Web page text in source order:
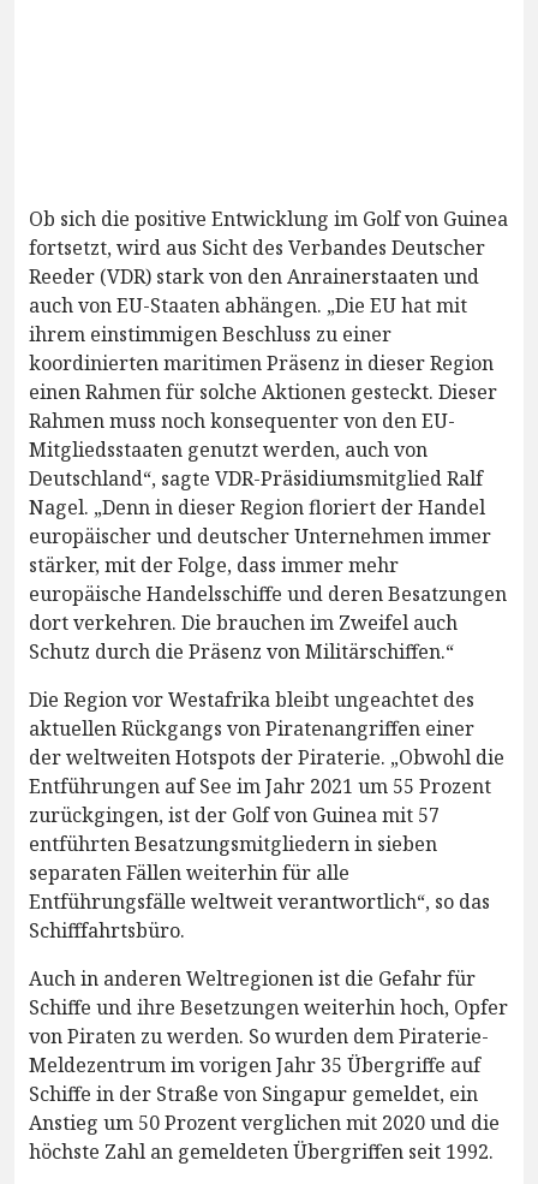
Ob sich die positive Entwicklung im Golf von Guinea
fortsetzt, wird aus Sicht des Verbandes Deutscher
Reeder (VDR) stark von den Anrainerstaaten und
auch von EU-Staaten abhängen. „Die EU hat mit
ihrem einstimmigen Beschluss zu einer
koordinierten maritimen Präsenz in dieser Region
einen Rahmen für solche Aktionen gesteckt. Dieser
Rahmen muss noch konsequenter von den EU-
Mitgliedsstaaten genutzt werden, auch von
Deutschland“, sagte VDR-Präsidiumsmitglied Ralf
Nagel. „Denn in dieser Region floriert der Handel
europäischer und deutscher Unternehmen immer
stärker, mit der Folge, dass immer mehr
europäische Handelsschiffe und deren Besatzungen
dort verkehren. Die brauchen im Zweifel auch
Schutz durch die Präsenz von Militärschiffen.“
Die Region vor Westafrika bleibt ungeachtet des
aktuellen Rückgangs von Piratenangriffen einer
der weltweiten Hotspots der Piraterie. „Obwohl die
Entführungen auf See im Jahr 2021 um 55 Prozent
zurückgingen, ist der Golf von Guinea mit 57
entführten Besatzungsmitgliedern in sieben
separaten Fällen weiterhin für alle
Entführungsfälle weltweit verantwortlich“, so das
Schifffahrtsbüro.
Auch in anderen Weltregionen ist die Gefahr für
Schiffe und ihre Besetzungen weiterhin hoch, Opfer
von Piraten zu werden. So wurden dem Piraterie-
Meldezentrum im vorigen Jahr 35 Übergriffe auf
Schiffe in der Straße von Singapur gemeldet, ein
Anstieg um 50 Prozent verglichen mit 2020 und die
höchste Zahl an gemeldeten Übergriffen seit 1992.